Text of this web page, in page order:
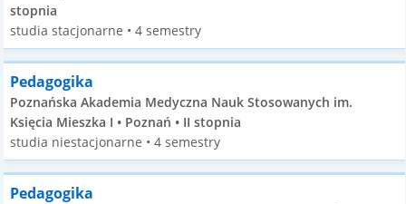
stopnia
studia stacjonarne • 4 semestry
Pedagogika
Poznańska Akademia Medyczna Nauk Stosowanych im.
Księcia Mieszka I • Poznań • II stopnia
studia niestacjonarne • 4 semestry
Pedagogika